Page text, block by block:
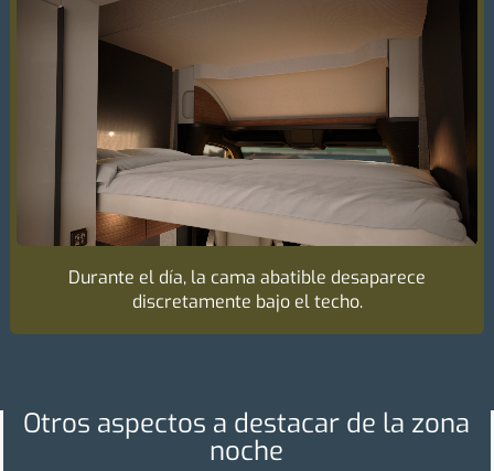
Durante el día, la cama abatible desaparece
discretamente bajo el techo.
Otros aspectos a destacar de la zona
noche